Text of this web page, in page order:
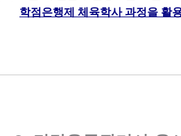
학점은행제 체육학사 과정을 활